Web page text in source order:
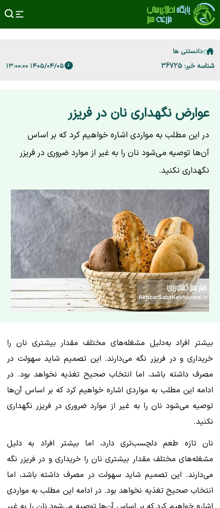
دانستنی ها
شناسه خبر: 36725 ۱۴۰۵/۰۴/۰۵ ۱۳:۰۰:۰۰
عوارض نگهداری نان در فریزر
در این مطلب به مواردی اشاره خواهیم کرد که بر اساس
آن‌ها توصیه می‌شود نان را به غیر از موارد ضروری در فریزر
نگهداری نکنید.
بیشتر افراد به‌دلیل مشغله‌های مختلف مقدار بیشتری نان را
خریداری و در فریزر نگه می‌دارند. این تصمیم شاید سهولت در
مصرف داشته باشد، اما انتخاب صحیح تغذیه نخواهد بود. در
ادامه این مطلب به مواردی اشاره خواهیم کرد که بر اساس آن‌ها
توصیه می‌شود نان را به غیر از موارد ضروری در فریزر نگهداری
نکنید.
نان تازه طعم دلچسب‌تری دارد، اما بیشتر افراد به‌ دلیل
مشغله‌های مختلف مقدار بیشتری نان را خریداری و در فریزر نگه
می‌دارند. این تصمیم شاید سهولت در مصرف داشته باشد، اما
انتخاب صحیح تغذیه نخواهد بود. در ادامه این مطلب به مواردی